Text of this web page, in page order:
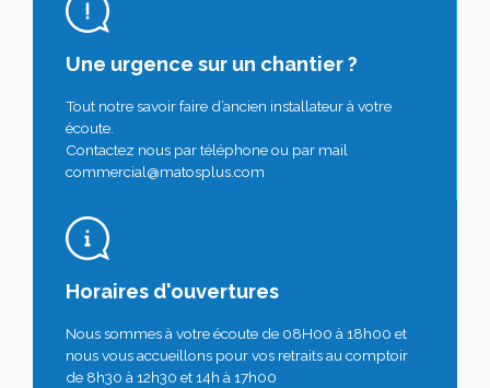
Une urgence sur un chantier ?
Tout notre savoir faire d’ancien installateur à votre
écoute.
Contactez nous par téléphone ou par mail
commercial@matosplus.com
Horaires d'ouvertures
Nous sommes à votre écoute de 08H00 à 18h00 et
nous vous accueillons pour vos retraits au comptoir
de 8h30 à 12h30 et 14h à 17h00